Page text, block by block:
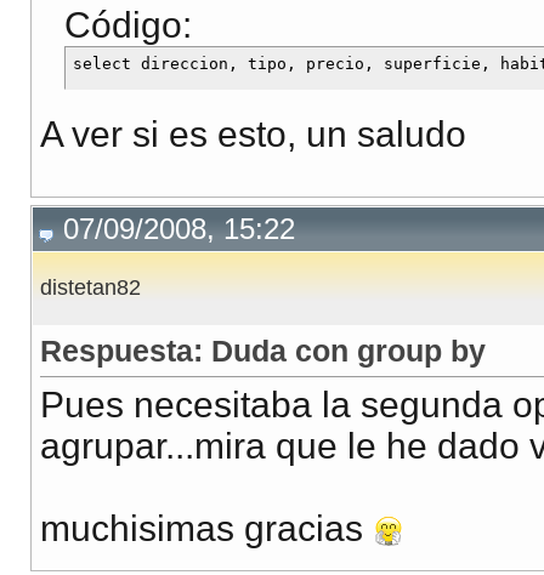
Código:
A ver si es esto, un saludo
07/09/2008, 15:22
distetan82
Respuesta: Duda con group by
Pues necesitaba la segunda
agrupar...mira que le he dado
muchisimas gracias